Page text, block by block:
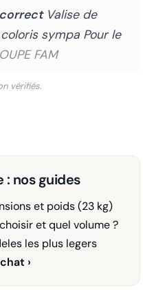
Valise de
sympa Pour le
FAM
vérifiés.
: nos guides
et poids (23 kg)
et quel volume ?
les plus legers
›